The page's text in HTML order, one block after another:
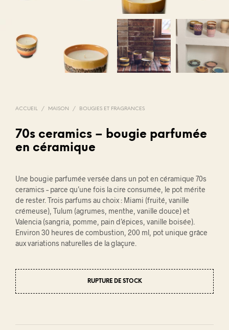
ACCUEIL / MAISON / BOUGIES ET FRAGRANCES
70s ceramics – bougie parfumée
en céramique
Une bougie parfumée versée dans un pot en céramique 70s
ceramics – parce qu’une fois la cire consumée, le pot mérite
de rester. Trois parfums au choix : Miami (fruité, vanille
crémeuse), Tulum (agrumes, menthe, vanille douce) et
Valencia (sangria, pomme, pain d’épices, vanille boisée).
Environ 30 heures de combustion, 200 ml, pot unique grâce
aux variations naturelles de la glaçure.
RUPTURE DE STOCK